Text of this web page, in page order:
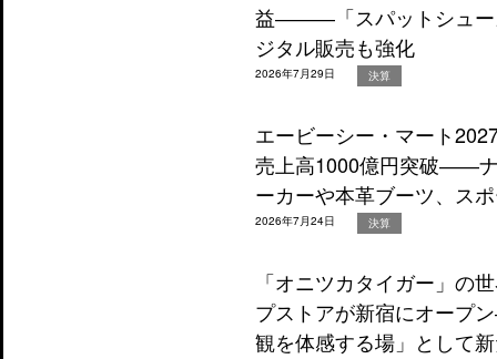
益―――「スパットシュー
ジタル販売も強化
2026年7月29日 決算
エービーシー・マート
売上高1000億円突破――
ーカーや本革ブーツ、ス
2026年7月24日 決算
「オニツカタイガー」の
プストアが新宿にオープ
観を体感する場」として